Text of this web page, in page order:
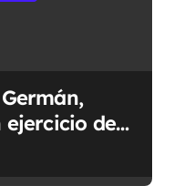
ejercicio de